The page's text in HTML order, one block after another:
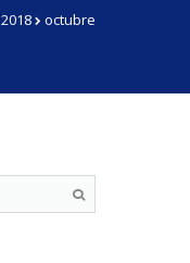
2018 octubre